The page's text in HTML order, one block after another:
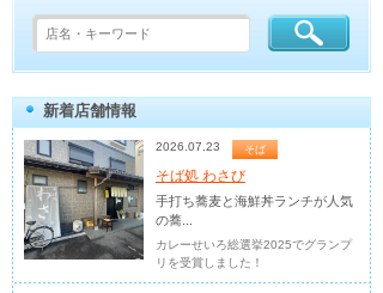
新着店舗情報
2026.07.23 そば
そば処 わさび
手打ち蕎麦と海鮮丼ランチが人気
の蕎...
カレーせいろ総選挙2025でグランプ
リを受賞しました！